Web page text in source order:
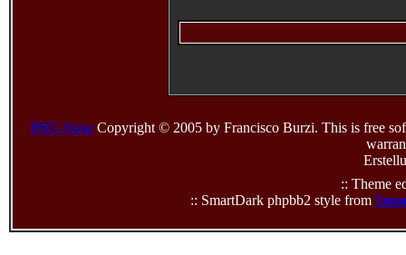
PHP-NukeCopyright © 2005 by Francisco Burzi. This is free
:: Theme
:: SmartDark phpbb2 style from